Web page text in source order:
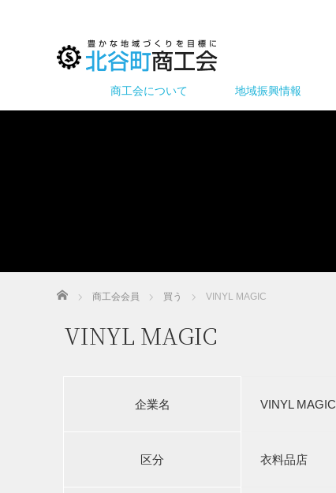
商工会について 地域振興情報
ホーム 商工会会員 買う VINYL MAGIC
VINYL MAGIC
企業名 VINYL MAGIC
区分 衣料品店